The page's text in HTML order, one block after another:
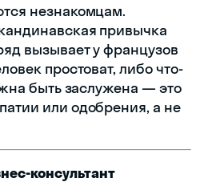
незнакомцам.
привычка
вызывает у французов
простоват, либо что-
быть заслужена — это
или одобрения, а не
консультант